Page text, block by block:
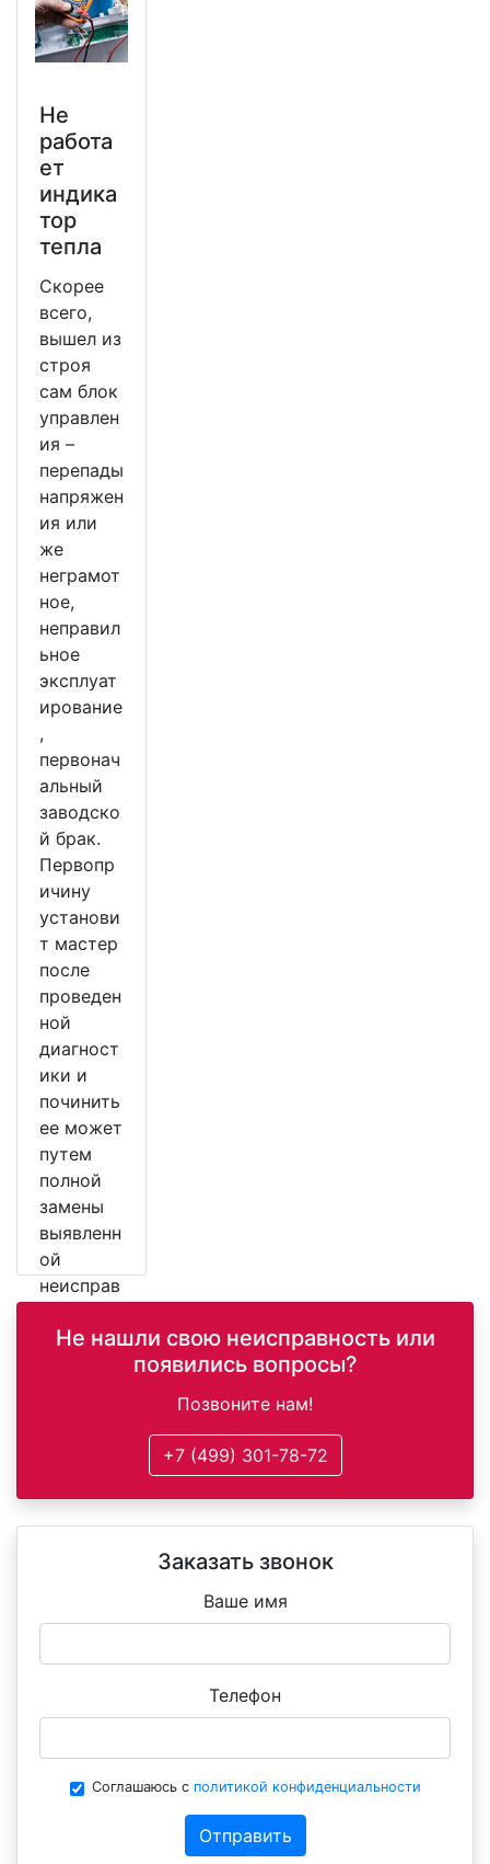
Не
работа
ет
индика
тор
тепла
Скорее
всего,
вышел из
строя
сам блок
управлен
ия –
перепады
напряжен
ия или
же
неграмот
ное,
неправил
ьное
эксплуат
ирование
,
первонач
альный
заводско
й брак.
Первопр
ичину
установи
т мастер
после
проведен
ной
диагност
ики и
починить
ее может
путем
полной
замены
выявленн
ой
неисправ
детали.
Не нашли свою неисправность или
появились вопросы?
Позвоните нам!
+7 (499) 301-78-72
Заказать звонок
Ваше имя
Телефон
Соглашаюсь с политикой конфиденциальности
Отправить